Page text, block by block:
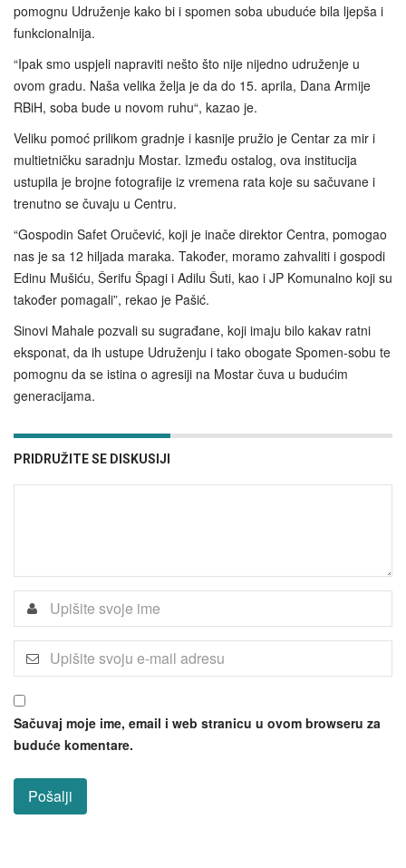
pomognu Udruženje kako bi i spomen soba ubuduće bila ljepša i
funkcionalnija.
“Ipak smo uspjeli napraviti nešto što nije nijedno udruženje u
ovom gradu. Naša velika želja je da do 15. aprila, Dana Armije
RBiH, soba bude u novom ruhu“, kazao je.
Veliku pomoć prilikom gradnje i kasnije pružio je Centar za mir i
multietničku saradnju Mostar. Između ostalog, ova institucija
ustupila je brojne fotografije iz vremena rata koje su sačuvane i
trenutno se čuvaju u Centru.
“Gospodin Safet Oručević, koji je inače direktor Centra, pomogao
nas je sa 12 hiljada maraka. Također, moramo zahvaliti i gospodi
Edinu Mušiću, Šerifu Špagi i Adilu Šuti, kao i JP Komunalno koji su
također pomagali”, rekao je Pašić.
Sinovi Mahale pozvali su sugrađane, koji imaju bilo kakav ratni
eksponat, da ih ustupe Udruženju i tako obogate Spomen-sobu te
pomognu da se istina o agresiji na Mostar čuva u budućim
generacijama.
PRIDRUŽITE SE DISKUSIJI
Sačuvaj moje ime, email i web stranicu u ovom browseru za
buduće komentare.